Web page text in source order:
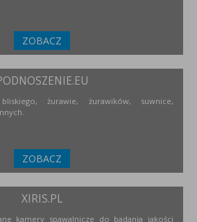
ZOBACZ
żurawie, żurawików, suwnice,
ZOBACZ
XIRIS.PL
kamery spawalnicze do badania jakości